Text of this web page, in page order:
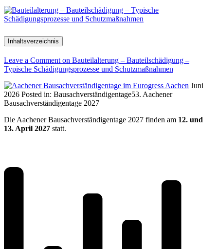
Inhaltsverzeichnis
Leave a Comment on Bauteilalterung – Bauteilschädigung –
Typische Schädigungsprozesse und Schutzmaßnahmen
Juni
2026 Posted in: Bausachverständigentage53. Aachener
Bausachverständigentage 2027
Die Aachener Bausachverständigentage 2027 finden am 12. und
13. April 2027 statt.